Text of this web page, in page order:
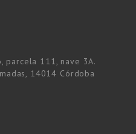
parcela 111, nave 3A.
14014 Córdoba